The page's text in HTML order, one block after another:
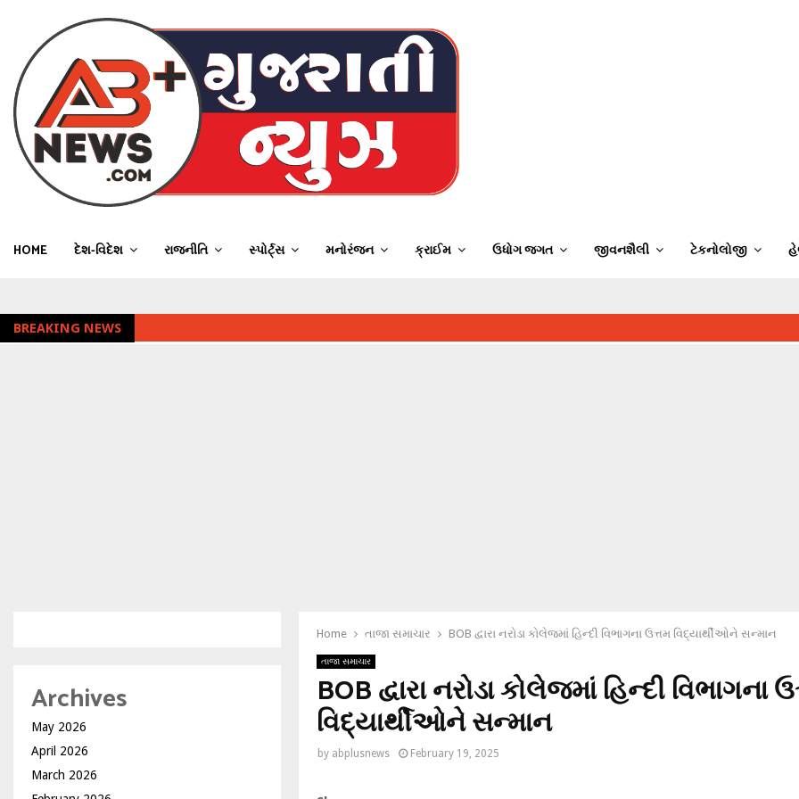
HOME દેશ-વિદેશ રાજનીતિ સ્પોર્ટ્સ મનોરંજન ક્રાઈમ ઉધોગ જગત જીવનશૈલી ટેકનોલોજી
BREAKING NEWS ⇝
Home તાજા સમાચાર BOB દ્વારા નરોડા કોલેજમાં હિન્દી વિભાગના ઉત્તમ વિદ્યાર્થીઓને સન્માન
તાજા સમાચાર
BOB દ્વારા નરોડા કોલેજમાં હિન્દી વિભાગના
વિદ્યાર્થીઓને સન્માન
by abplusnews February 19, 2025
Archives
May 2026
April 2026
March 2026